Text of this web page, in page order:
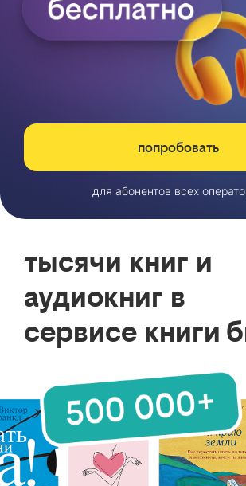
попробовать
для абонентов всех
тысячи книг и
аудиокниг в
сервисе книги